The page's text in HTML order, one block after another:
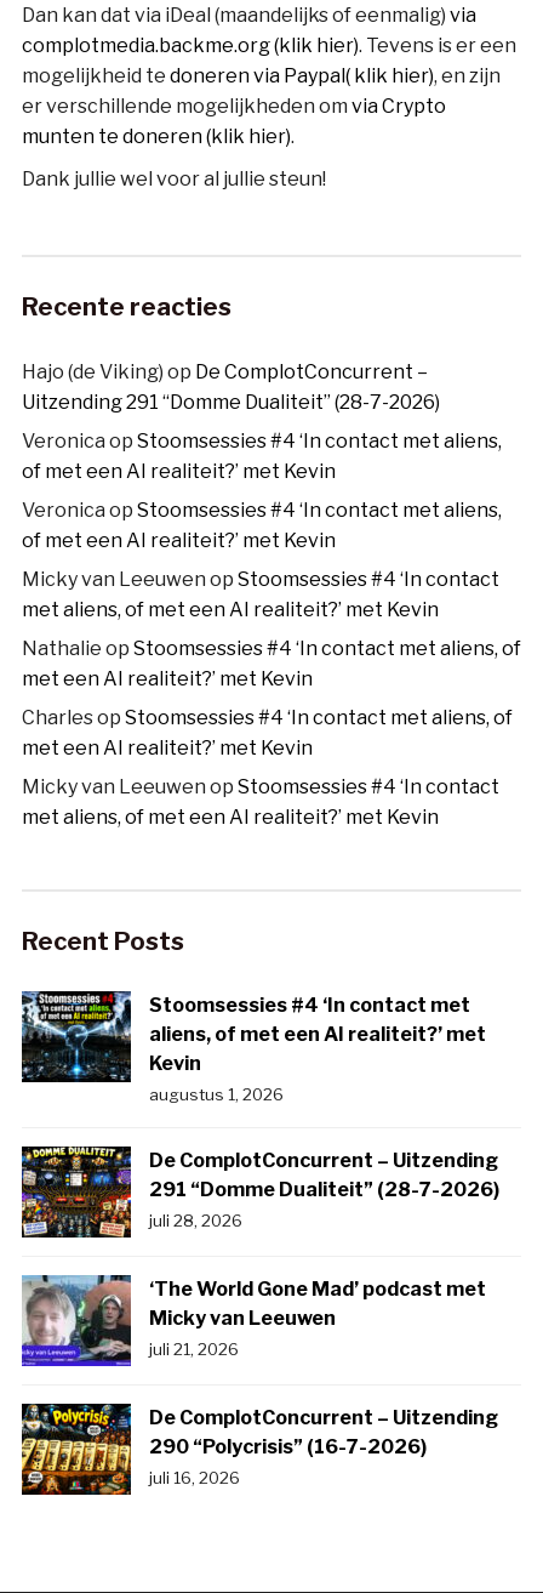
Dan kan dat via iDeal (maandelijks of eenmalig) via
complotmedia.backme.org (klik hier). Tevens is er een
mogelijkheid te doneren via Paypal( klik hier), en zijn
er verschillende mogelijkheden om via Crypto
munten te doneren (klik hier).
Dank jullie wel voor al jullie steun!
Recente reacties
Hajo (de Viking) op De ComplotConcurrent –
Uitzending 291 “Domme Dualiteit” (28-7-2026)
Veronica op Stoomsessies #4 ‘In contact met aliens,
of met een AI realiteit?’ met Kevin
Veronica op Stoomsessies #4 ‘In contact met aliens,
of met een AI realiteit?’ met Kevin
Micky van Leeuwen op Stoomsessies #4 ‘In contact
met aliens, of met een AI realiteit?’ met Kevin
Nathalie op Stoomsessies #4 ‘In contact met aliens, of
met een AI realiteit?’ met Kevin
Charlesop Stoomsessies #4 ‘In contact met aliens, of
met een AI realiteit?’ met Kevin
Micky van Leeuwen op Stoomsessies #4 ‘In contact
met aliens, of met een AI realiteit?’ met Kevin
Recent Posts
Stoomsessies #4 ‘In contact met
aliens, of met een AI realiteit?’ met
Kevin
augustus 1, 2026
De ComplotConcurrent – Uitzending
291 “Domme Dualiteit” (28-7-2026)
juli 28, 2026
‘The World Gone Mad’ podcast met
Micky van Leeuwen
juli 21, 2026
De ComplotConcurrent – Uitzending
290 “Polycrisis” (16-7-2026)
juli 16, 2026